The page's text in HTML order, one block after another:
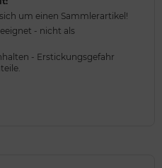
um einen Sammlerartikel!
- nicht als
- Erstickungsgefahr